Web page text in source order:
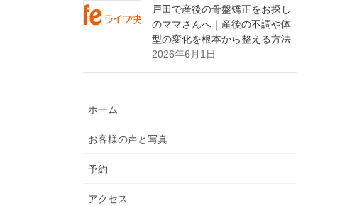
戸田で産後の骨盤矯正をお探し
のママさんへ｜産後の不調や体
型の変化を根本から整える方法
2026年6月1日
ホーム
お客様の声と写真
予約
アクセス